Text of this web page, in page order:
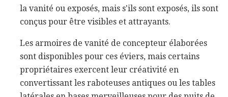
la vanité ou exposés, mais s'ils sont exposés, ils sont
conçus pour être visibles et attrayants.
Les armoires de vanité de concepteur élaborées
sont disponibles pour ces éviers, mais certains
propriétaires exercent leur créativité en
convertissant les raboteuses antiques ou les tables